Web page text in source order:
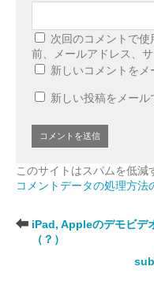
次回のコメントで
前、メールアドレス、サ
新しいコメントをメ
新しい投稿をメール
このサイトはスパムを低減
コメントデータの処理方
iPad, Appleのデモビデ
（？）